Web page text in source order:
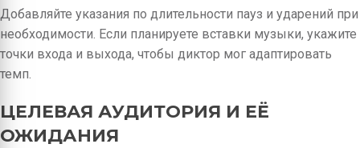
Добавляйте указания по длительности пауз и ударений при
необходимости. Если планируете вставки музыки, укажите
точки входа и выхода, чтобы диктор мог адаптировать
темп.
ЦЕЛЕВАЯ АУДИТОРИЯ И ЕЁ
ОЖИДАНИЯ